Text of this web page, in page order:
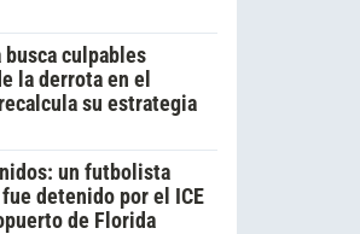
busca culpables
la derrota en el
su estrategia
un futbolista
detenido por el ICE
de Florida